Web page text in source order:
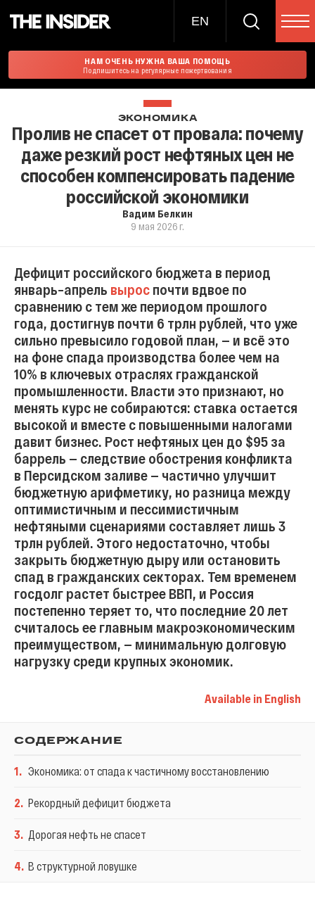
EN
НАМ ОЧЕНЬ НУЖНА ВАША ПОМОЩЬ
Подпишитесь на регулярные пожертвования
ЭКОНОМИКА
Пролив не спасет от провала: почему
даже резкий рост нефтяных цен не
способен компенсировать падение
российской экономики
Вадим Белкин
9 мая 2026 г.
Дефицит российского бюджета в период
январь–апрель вырос почти вдвое по
сравнению с тем же периодом прошлого
года, достигнув почти 6 трлн рублей, что уже
сильно превысило годовой план, — и всё это
на фоне спада производства более чем на
10% в ключевых отраслях гражданской
промышленности. Власти это признают, но
менять курс не собираются: ставка остается
высокой и вместе с повышенными налогами
давит бизнес. Рост нефтяных цен до $95 за
баррель — следствие обострения конфликта
в Персидском заливе — частично улучшит
бюджетную арифметику, но разница между
оптимистичным и пессимистичным
нефтяными сценариями составляет лишь 3
трлн рублей. Этого недостаточно, чтобы
закрыть бюджетную дыру или остановить
спад в гражданских секторах. Тем временем
госдолг растет быстрее ВВП, и Россия
постепенно теряет то, что последние 20 лет
считалось ее главным макроэкономическим
преимуществом, — минимальную долговую
нагрузку среди крупных экономик.
Available in English
СОДЕРЖАНИЕ
1. Экономика: от спада к частичному восстановлению
2. Рекордный дефицит бюджета
3. Дорогая нефть не спасет
4. В структурной ловушке